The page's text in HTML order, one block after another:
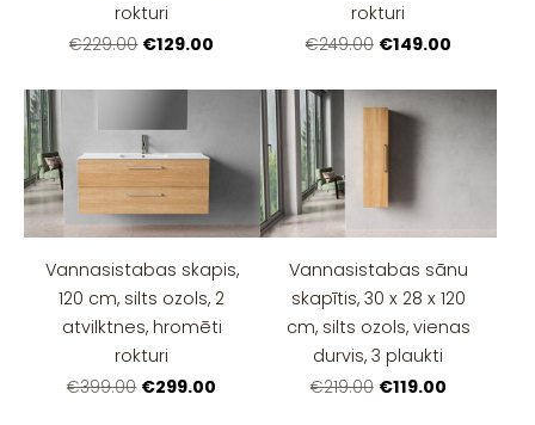
rokturi
€229.00 €129.00
rokturi
€249.00 €149.00
Vannasistabas skapis,
120 cm, silts ozols, 2
atvilktnes, hromēti
rokturi
€399.00 €299.00
Vannasistabas sānu
skapītis, 30 x 28 x 120
cm, silts ozols, vienas
durvis, 3 plaukti
€219.00 €119.00